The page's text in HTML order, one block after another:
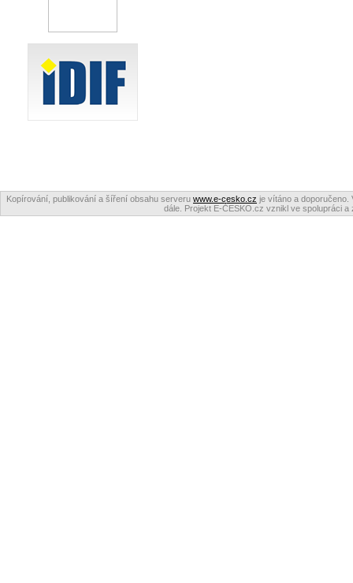
Kopírování, publikování a šíření obsahu serveru www.e-cesko.cz je vítáno a doporučeno.
dále. Projekt E-ČESKO.cz vznikl ve spolupráci